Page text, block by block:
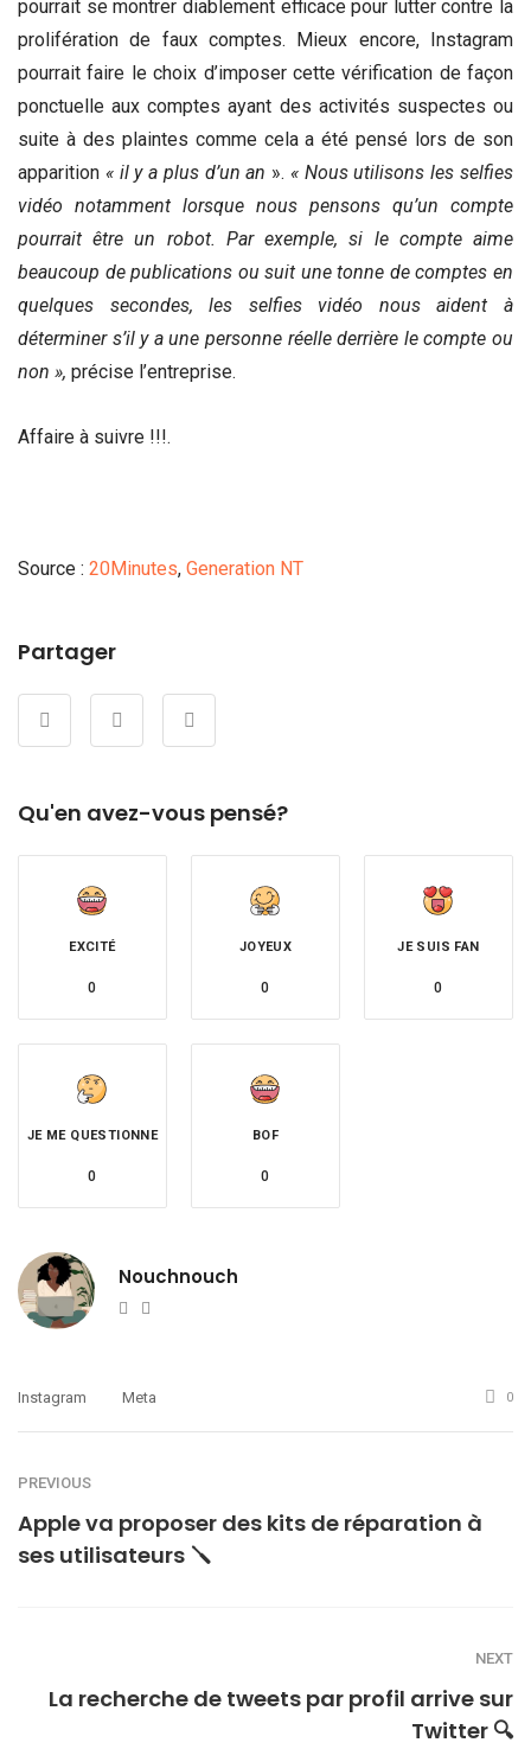
pourrait se montrer diablement efficace pour lutter contre la
prolifération de faux comptes. Mieux encore, Instagram
pourrait faire le choix d’imposer cette vérification de façon
ponctuelle aux comptes ayant des activités suspectes ou
suite à des plaintes comme cela a été pensé lors de son
apparition « il y a plus d’un an ». « Nous utilisons les selfies
vidéo notamment lorsque nous pensons qu’un compte
pourrait être un robot. Par exemple, si le compte aime
beaucoup de publications ou suit une tonne de comptes en
quelques secondes, les selfies vidéo nous aident à
déterminer s’il y a une personne réelle derrière le compte ou
non », précise l’entreprise.
Affaire à suivre !!!.
Source : 20Minutes, Generation NT
Partager
Qu'en avez-vous pensé?
EXCITÉ
0
JOYEUX
0
JE SUIS FAN
0
JE ME QUESTIONNE
0
BOF
0
Nouchnouch
Website
Instagram Meta 0
PREVIOUS
Apple va proposer des kits de réparation à
ses utilisateurs 🪛
NEXT
La recherche de tweets par profil arrive sur
Twitter 🔍